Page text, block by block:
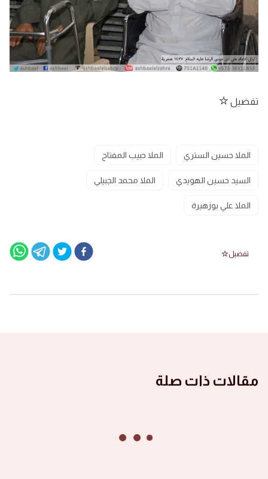
تفضيل
الملا حسين الستري الملا حبيب المفتاح
السيد حسين الهويدي الملا محمد الجبيلي
الملا علي بوزهيرة
تفضيل
مقالات ذات صلة